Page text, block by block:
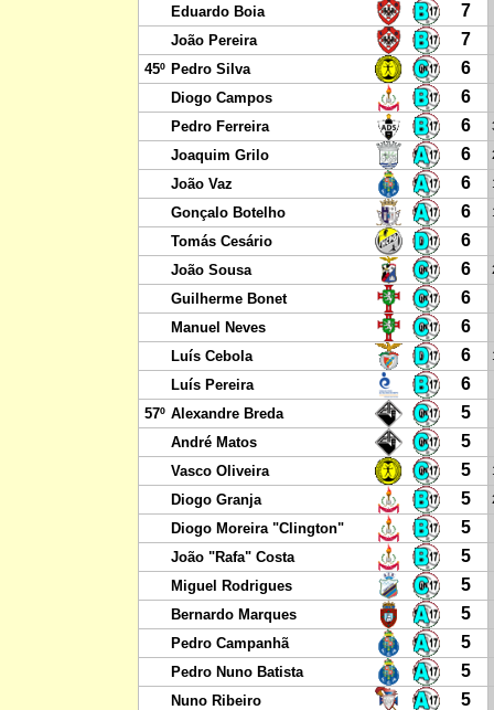
Eduardo Boia 7
João Pereira 7
45º Pedro Silva 6
Diogo Campos 6
Pedro Ferreira 6
Joaquim Grilo 6
João Vaz 6
Gonçalo Botelho 6
Tomás Cesário 6
João Sousa 6
Guilherme Bonet 6
Manuel Neves 6
Luís Cebola 6
Luís Pereira 6
57º Alexandre Breda 5
André Matos 5
Vasco Oliveira 5
Diogo Granja 5
Diogo Moreira "Clington" 5
João "Rafa" Costa 5
Miguel Rodrigues 5
Bernardo Marques 5
Pedro Campanhã 5
Pedro Nuno Batista 5
Nuno Ribeiro 5